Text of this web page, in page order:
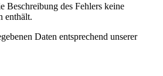
Beschreibung des Fehlers keine
enthält.
Daten entsprechend unserer